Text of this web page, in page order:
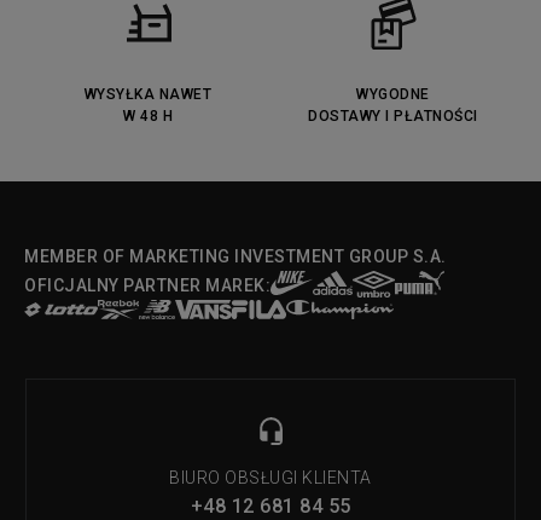
Reebok Solution MID
Lacoste Menerva Sport
Puma Doublecourt
Fila Strada Low
WYSYŁKA NAWET
W 48 H
WYGODNE
DOSTAWY I PŁATNOŚCI
MEMBER OF MARKETING INVESTMENT GROUP S.A.
OFICJALNY PARTNER MAREK:
BIURO OBSŁUGI KLIENTA
+48 12 681 84 55